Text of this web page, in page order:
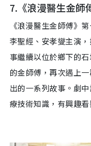
7. 《浪漫醫生金師
《浪漫醫生金師傅》
李聖經、安孝燮主演
事繼續以位於鄉下的
的金師傅 ，再次遇上
出的一系列故事。劇
療技術知識，有興趣看